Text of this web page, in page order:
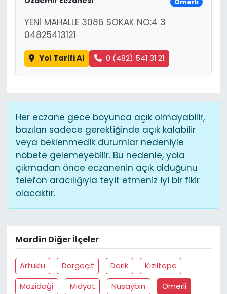
YENİ MAHALLE 3086 SOKAK NO:4 3
04825413121
Yol Tarifi Al 0 (482) 541 31 21
Her eczane gece boyunca açık olmayabilir,
bazıları sadece gerektiğinde açık kalabilir
veya beklenmedik durumlar nedeniyle
nöbete gelemeyebilir. Bu nedenle, yola
çıkmadan önce eczanenin açık olduğunu
telefon aracılığıyla teyit etmeniz iyi bir fikir
olacaktır.
Mardin Diğer İlçeler
Artuklu Dargeçit Derik
Kızıltepe
Mazidaği
Midyat Nusaybin
Ömerli